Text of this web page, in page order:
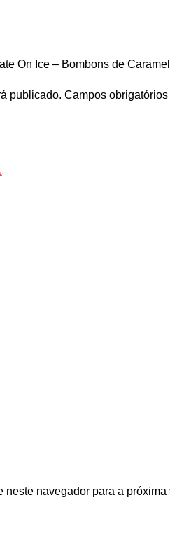
On Ice – Bombons de
publicado. Campos
neste navegador para a próxima